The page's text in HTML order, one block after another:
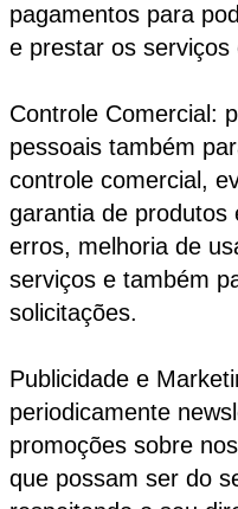
pagamentos para
e prestar os serviços
Controle Comercial:
pessoais também
controle comercial,
garantia de produtos
erros, melhoria de
serviços e também
solicitações.
Publicidade e
periodicamente
promoções sobre
que possam ser do